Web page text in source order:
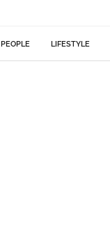
PEOPLE LIFESTYLE